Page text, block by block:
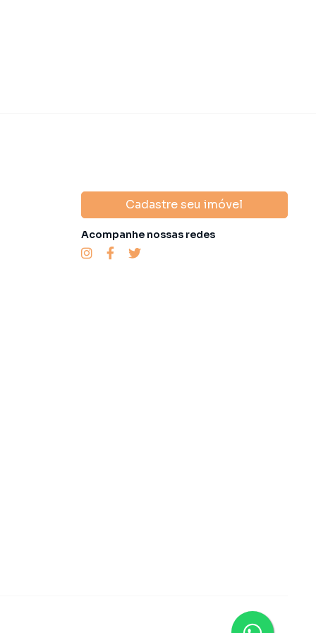
Cadastre seu imóvel
Acompanhe nossas redes